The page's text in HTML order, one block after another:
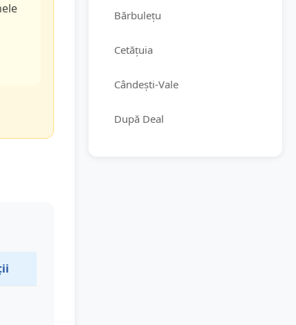
Bărbulețu
Cetățuia
Cândești-Vale
După Deal